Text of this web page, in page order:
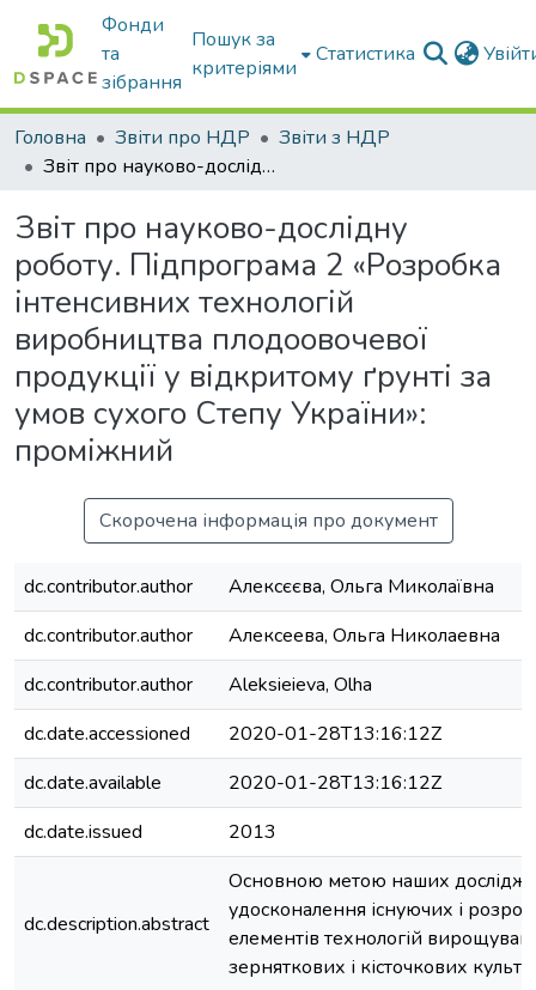
Фонди
та
зібрання
Пошук за
критеріями
Статистика
Головна Звіти про НДР
Звіти з НДР
Звіт про науково-дослідну роботу. Підпрограма 2 «Розробка інтенсивних технологій виробництва плодоовочевої продукції у відкритому ґрунті за умов сухого Степу України»: проміжний
Звіт про науково-дослідну
роботу. Підпрограма 2 «Розробка
інтенсивних технологій
виробництва плодоовочевої
продукції у відкритому ґрунті за
умов сухого Степу України»:
проміжний
Скорочена інформація про документ
dc.contributor.author
Алексєєва, Ольга Миколаївна
dc.contributor.author
Алексеева, Ольга Николаевна
dc.contributor.author
Aleksieieva, Olha
dc.date.accessioned
2020-01-28T13:16:12Z
dc.date.available
2020-01-28T13:16:12Z
dc.date.issued
2013
dc.description.abstract
Основною метою наших
удосконалення існуючих і
елементів технологій
зерняткових і кісточкових